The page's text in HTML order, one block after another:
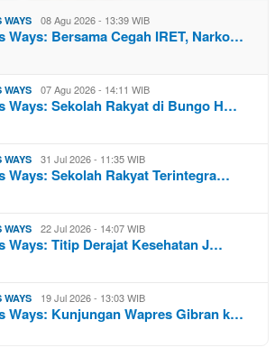
WAYS 08 Agu 2026 - 13:39 WIB
Ways: Bersama Cegah IRET, Narko…
WAYS 07 Agu 2026 - 14:11 WIB
Ways: Sekolah Rakyat di Bungo H…
WAYS 31 Jul 2026 - 11:35 WIB
Ways: Sekolah Rakyat Terintegra…
WAYS 22 Jul 2026 - 14:07 WIB
Ways: Titip Derajat Kesehatan J…
WAYS 19 Jul 2026 - 13:03 WIB
Ways: Kunjungan Wapres Gibran k…